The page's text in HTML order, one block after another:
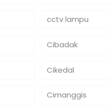
cctv lampu
Cibadak
Cikedal
Cimanggis